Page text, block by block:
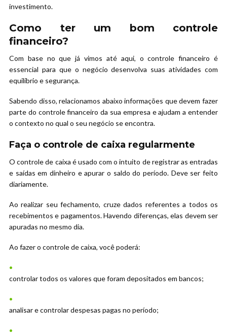
investimento.
Como ter um bom controle
financeiro?
Com base no que já vimos até aqui, o controle financeiro é
essencial para que o negócio desenvolva suas atividades com
equilíbrio e segurança.
Sabendo disso, relacionamos abaixo informações que devem fazer
parte do controle financeiro da sua empresa e ajudam a entender
o contexto no qual o seu negócio se encontra.
Faça o controle de caixa regularmente
O controle de caixa é usado com o intuito de registrar as entradas
e saídas em dinheiro e apurar o saldo do período. Deve ser feito
diariamente.
Ao realizar seu fechamento, cruze dados referentes a todos os
recebimentos e pagamentos. Havendo diferenças, elas devem ser
apuradas no mesmo dia.
Ao fazer o controle de caixa, você poderá:
controlar todos os valores que foram depositados em bancos;
analisar e controlar despesas pagas no período;